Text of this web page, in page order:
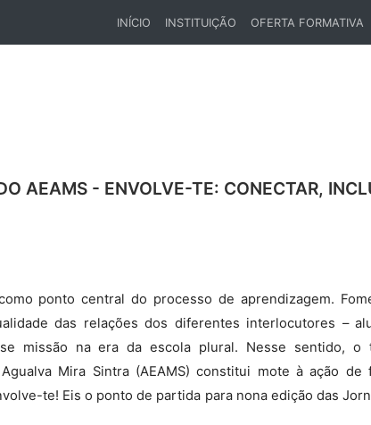
INÍCIO
INSTITUIÇÃO OFERTA FORMATIVA
AEAMS - ENVOLVE-TE: CONECTAR,
ponto central do processo de aprendizagem.
das relações dos diferentes interlocutores –
missão na era da escola plural. Nesse sentido, o
Mira Sintra (AEAMS) constitui mote à ação de
te! Eis o ponto de partida para nona edição das